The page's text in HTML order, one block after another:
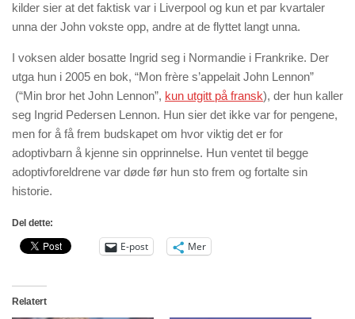
kilder sier at det faktisk var i Liverpool og kun et par kvartaler
unna der John vokste opp, andre at de flyttet langt unna.
I voksen alder bosatte Ingrid seg i Normandie i Frankrike. Der
utga hun i 2005 en bok, “Mon frère s’appelait John Lennon”
(“Min bror het John Lennon”, kun utgitt på fransk), der hun kaller
seg Ingrid Pedersen Lennon. Hun sier det ikke var for pengene,
men for å få frem budskapet om hvor viktig det er for
adoptivbarn å kjenne sin opprinnelse. Hun ventet til begge
adoptivforeldrene var døde før hun sto frem og fortalte sin
historie.
Del dette:
E-post Mer
Relatert